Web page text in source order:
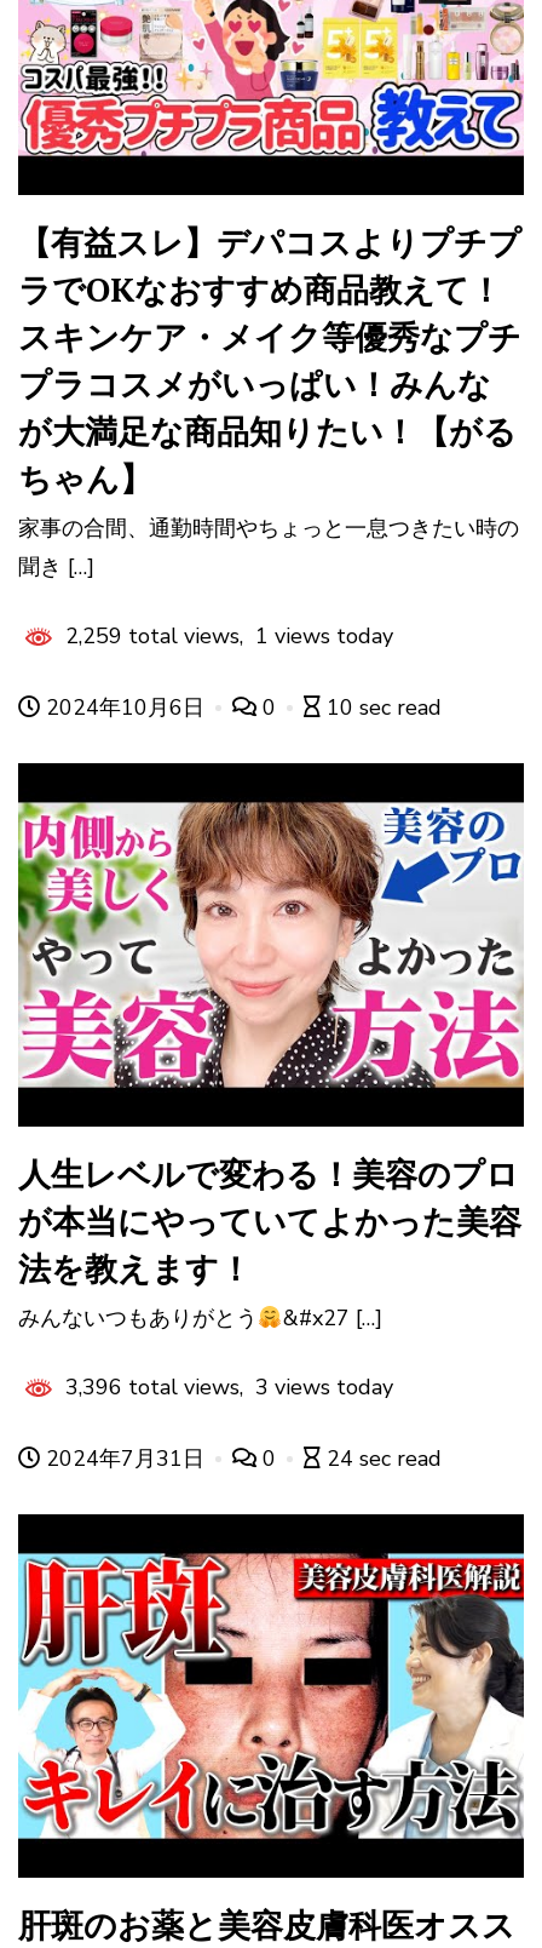
【有益スレ】デパコスよりプチプ
ラでOKなおすすめ商品教えて！
スキンケア・メイク等優秀なプチ
プラコスメがいっぱい！みんな
が大満足な商品知りたい！【がる
ちゃん】
家事の合間、通勤時間やちょっと一息つきたい時の
聞き […]
2,259 total views, 1 views today
2024年10月6日 0 10 sec read
人生レベルで変わる！美容のプロ
が本当にやっていてよかった美容
法を教えます！
みんないつもありがとう &#x27 […]
3,396 total views, 3 views today
2024年7月31日 0 24 sec read
肝斑のお薬と美容皮膚科医オスス